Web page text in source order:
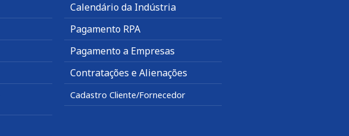
Calendário da Indústria
Pagamento RPA
Pagamento a Empresas
Contratações e Alienações
Cadastro Cliente/Fornecedor